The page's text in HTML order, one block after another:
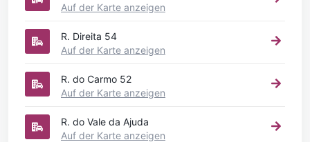
Auf der Karte anzeigen
R. Direita 54
Auf der Karte anzeigen
R. do Carmo 52
Auf der Karte anzeigen
R. do Vale da Ajuda
Auf der Karte anzeigen